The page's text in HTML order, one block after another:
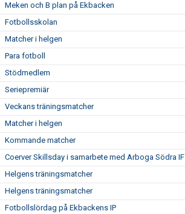
Meken och B plan på Ekbacken
Fotbollsskolan
Matcher i helgen
Para fotboll
Stödmedlem
Seriepremiär
Veckans träningsmatcher
Matcher i helgen
Kommande matcher
Coerver Skillsday i samarbete med Arboga Södra IF
Helgens träningsmatcher
Helgens träningsmatcher
Fotbollslördag på Ekbackens IP